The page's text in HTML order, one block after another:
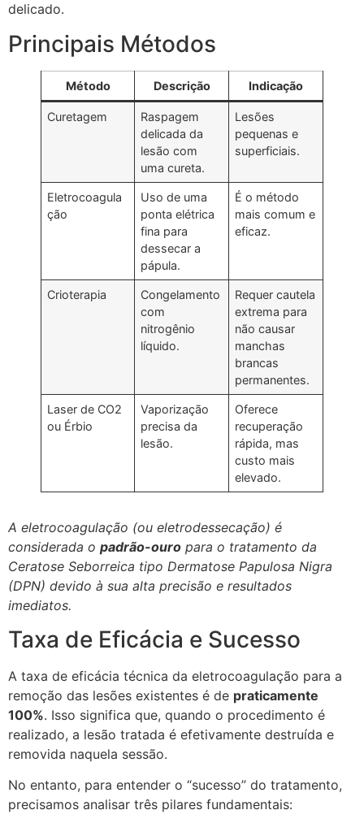
delicado.
Principais Métodos
Método Descrição Indicação
Curetagem
Raspagem
delicada da
lesão com
uma cureta.
Lesões
pequenas e
superficiais.
Eletrocoagula
ção
Uso de uma
ponta elétrica
fina para
dessecar a
pápula.
É o método
mais comum e
eficaz.
Crioterapia
Congelamento
com
nitrogênio
líquido.
Requer cautela
extrema para
não causar
manchas
brancas
permanentes.
Laser de CO2
ou Érbio
Vaporização
precisa da
lesão.
Oferece
recuperação
rápida, mas
custo mais
elevado.
A eletrocoagulação (ou eletrodessecação) é
considerada o padrão-ouro para o tratamento da
Ceratose Seborreica tipo Dermatose Papulosa Nigra
(DPN) devido à sua alta precisão e resultados
imediatos.
Taxa de Eficácia e Sucesso
A taxa de eficácia técnica da eletrocoagulação para a
remoção das lesões existentes é de praticamente
100%. Isso significa que, quando o procedimento é
realizado, a lesão tratada é efetivamente destruída e
removida naquela sessão.
No entanto, para entender o “sucesso” do tratamento,
precisamos analisar três pilares fundamentais: